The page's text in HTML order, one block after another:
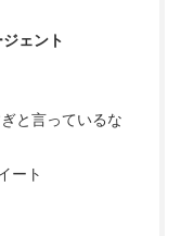
ェント
と言っているな
ート